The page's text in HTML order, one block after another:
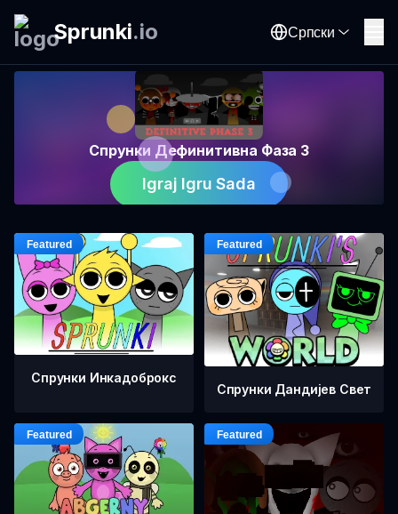
Sprunki.io Српски
Спрунки Дефинитивна Фаза 3
Igraj Igru Sada
Спрунки Инкадоброкс
Спрунки Дандијев Свет